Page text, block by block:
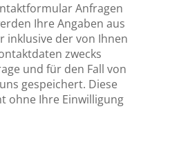
Anfragen
Ihre Angaben aus
inklusive der von Ihnen
zwecks
und für den Fall von
gespeichert. Diese
ohne Ihre Einwilligung